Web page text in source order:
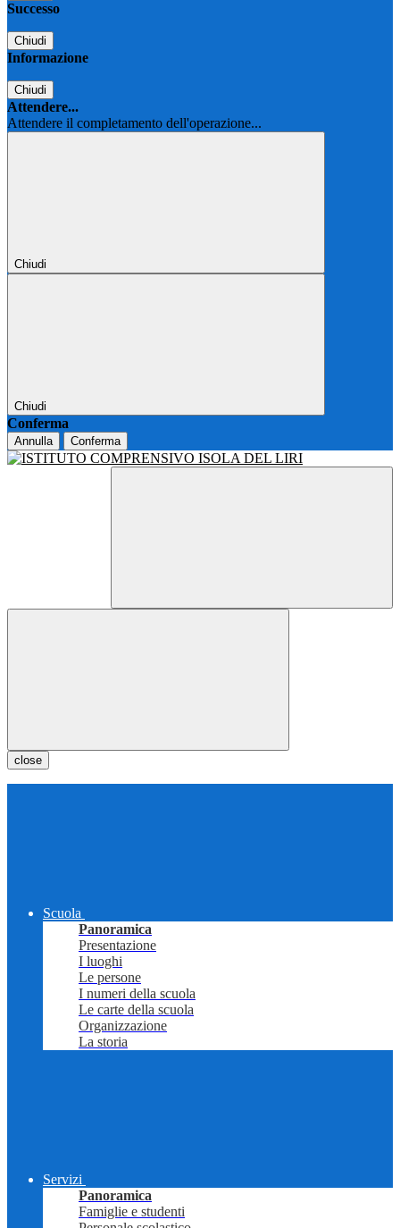
Successo
Chiudi
Informazione
Chiudi
Attendere...
Attendere il completamento dell'operazione...
Chiudi
Chiudi
Conferma
Annulla Conferma
close
Scuola
Panoramica
Presentazione
I luoghi
Le persone
I numeri della scuola
Le carte della scuola
Organizzazione
La storia
Servizi
Panoramica
Famiglie e studenti